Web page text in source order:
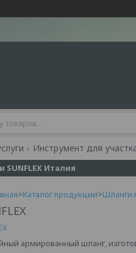
Инструмент для
SUNFLEX Италия
>Каталог продукции>Шланги
армированный шланг,